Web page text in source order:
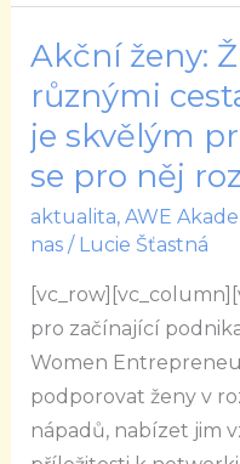
Akční ženy:
různými
je skvělým
se pro něj
aktualita, AWE
nas/ Lucie Šťastná
pro začínající
Women
podporovat ženy v
nápadů, nabízet jim
Akční
ženy:
Život
nás
vede
různými
cestami
a
podnikání
je
skvělým
průvodcem,
když